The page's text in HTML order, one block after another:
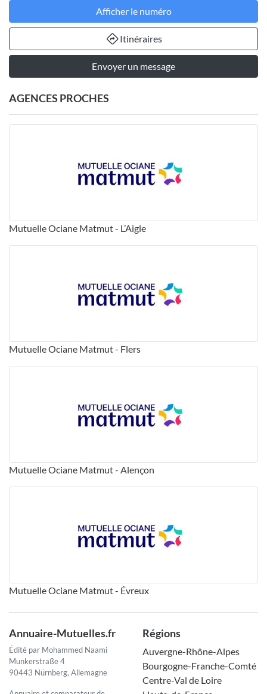
Afficher le numéro
Itinéraires
Envoyer un message
AGENCES PROCHES
Mutuelle Ociane Matmut - L’Aigle
Mutuelle Ociane Matmut - Flers
Mutuelle Ociane Matmut - Alençon
Mutuelle Ociane Matmut - Évreux
Annuaire-Mutuelles.fr
Édité par Mohammed Naami
Munkerstraße 4
90443 Nürnberg, Allemagne
Régions
Auvergne-Rhône-Alpes
Bourgogne-Franche-Comté
Centre-Val de Loire